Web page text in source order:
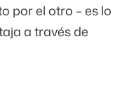
por el otro – es lo
a través de